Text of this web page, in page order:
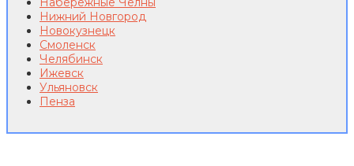
Нижний Новгород
Новокузнецк
Смоленск
Челябинск
Ижевск
Ульяновск
Пенза